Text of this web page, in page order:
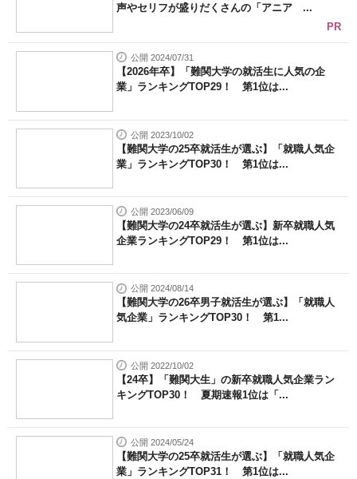
声やセリフが盛りだくさんの「アニア ...
PR
公開 2024/07/31
【2026年卒】「難関大学の就活生に人気の企
業」ランキングTOP29！ 第1位は...
公開 2023/10/02
【難関大学の25卒就活生が選ぶ】「就職人気企
業」ランキングTOP30！ 第1位は...
公開 2023/06/09
【難関大学の24卒就活生が選ぶ】新卒就職人気
企業ランキングTOP29！ 第1位は...
公開 2024/08/14
【難関大学の26卒男子就活生が選ぶ】「就職人
気企業」ランキングTOP30！ 第1...
公開 2022/10/02
【24卒】「難関大生」の新卒就職人気企業ラン
キングTOP30！ 夏期速報1位は「...
公開 2024/05/24
【難関大学の25卒就活生が選ぶ】「就職人気企
業」ランキングTOP31！ 第1位は...